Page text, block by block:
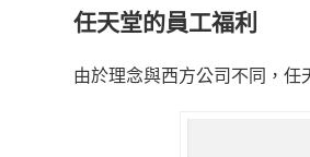
任天堂的員工福利
由於理念與西方公司不同，任